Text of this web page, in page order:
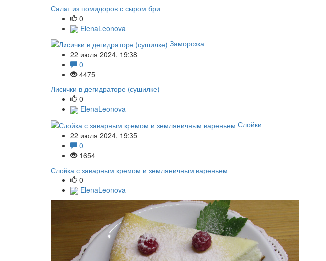
Салат из помидоров с сыром бри
0
ElenaLeonova
Заморозка
22 июля 2024, 19:38
0
4475
Лисички в дегидраторе (сушилке)
0
ElenaLeonova
Слойки
22 июля 2024, 19:35
0
1654
Слойка с заварным кремом и земляничным вареньем
0
ElenaLeonova